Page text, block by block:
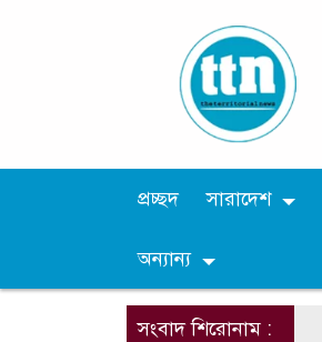
প্রচ্ছদ সারাদেশ
অন্যান্য
সংবাদ শিরোনাম :